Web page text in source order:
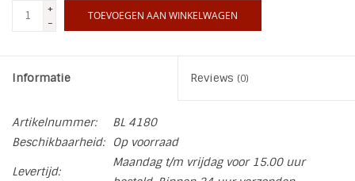
+
-
TOEVOEGEN AAN WINKELWAGEN
Informatie Reviews (0)
Artikelnummer:
BL 4180
Beschikbaarheid:
Op voorraad
Levertijd:
Maandag t/m vrijdag voor 15.00 uur